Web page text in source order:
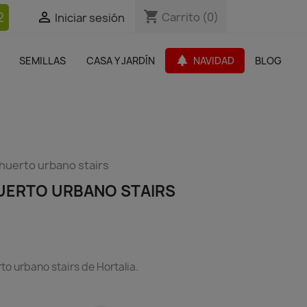
 Iniciar sesión shopping_cart Carrito (0)
 Iniciar sesión shopping_cart Carrito (0)
SEMILLAS CASA Y JARDÍN park NAVIDAD BLOG
Jardín
urbano stairs
URBANO STAIRS
urbano stairs de Hortalia.